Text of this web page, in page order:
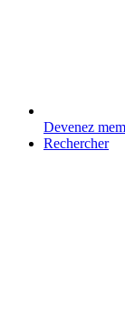
Devenez
Rechercher